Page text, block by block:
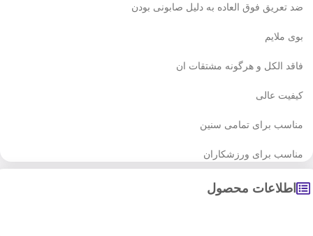
ضد تعریق فوق العاده به دلیل صابونی بودن
بوی ملایم
فاقد الکل و هرگونه مشتقات ان
کیفیت عالی
مناسب برای تمامی سنین
مناسب برای ورزشکاران
اطلاعات محصول